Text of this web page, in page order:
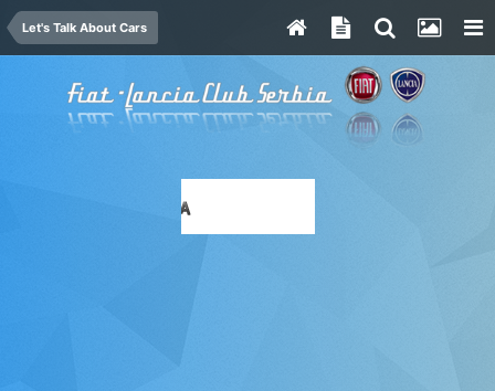
Let's Talk About Cars